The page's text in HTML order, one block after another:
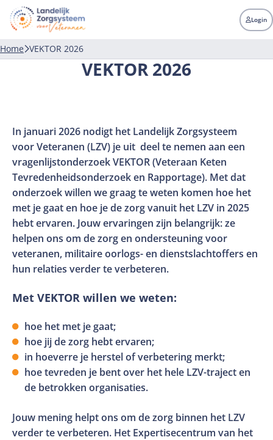
Landelijk
zorgsysteem
voor
veteranen
Login
Home VEKTOR 2026
VEKTOR 2026
In januari 2026 nodigt het Landelijk Zorgsysteem
voor Veteranen (LZV) je uit deel te nemen aan een
vragenlijstonderzoek VEKTOR (Veteraan Keten
Tevredenheidsonderzoek en Rapportage). Met dat
onderzoek willen we graag te weten komen hoe het
met je gaat en hoe je de zorg vanuit het LZV in 2025
hebt ervaren. Jouw ervaringen zijn belangrijk: ze
helpen ons om de zorg en ondersteuning voor
veteranen, militaire oorlogs- en dienstslachtoffers en
hun relaties verder te verbeteren.
Met VEKTOR willen we weten:
hoe het met je gaat;
hoe jij de zorg hebt ervaren;
in hoeverre je herstel of verbetering merkt;
hoe tevreden je bent over het hele LZV-traject en
de betrokken organisaties.
Jouw mening helpt ons om de zorg binnen het LZV
verder te verbeteren. Het Expertisecentrum van het